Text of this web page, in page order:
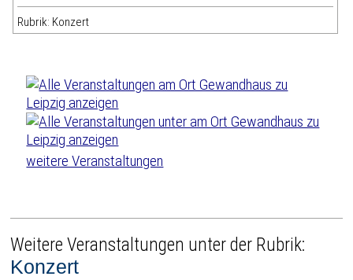
Rubrik: Konzert
weitere Veranstaltungen
Weitere Veranstaltungen unter der Rubrik:
Konzert